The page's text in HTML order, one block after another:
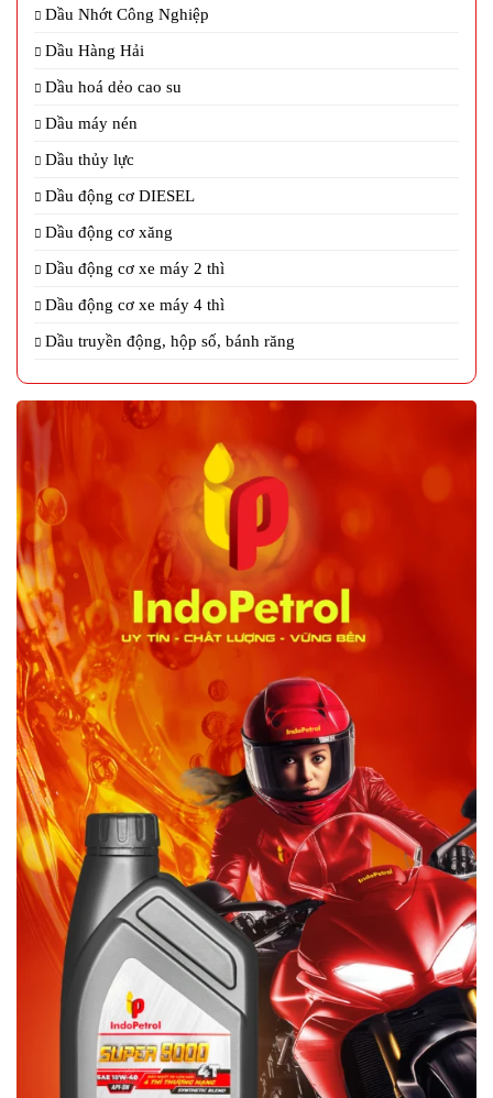
Dầu Nhớt Công Nghiệp
Dầu Hàng Hải
Dầu hoá dẻo cao su
Dầu máy nén
Dầu thủy lực
Dầu động cơ DIESEL
Dầu động cơ xăng
Dầu động cơ xe máy 2 thì
Dầu động cơ xe máy 4 thì
Dầu truyền động, hộp số, bánh răng